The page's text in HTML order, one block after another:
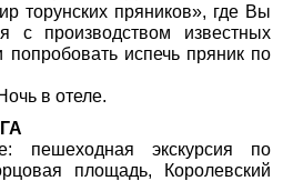
торунских пряников», где Вы
с производством известных
испечь пряник по
в отеле.
пешеходная экскурсия по
площадь, Королевский